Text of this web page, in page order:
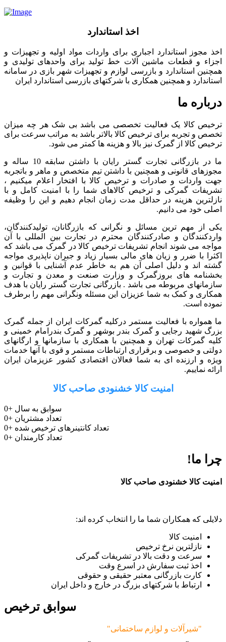
اخذ استاندارد
اخذ مجوز استاندارد اجباری برای واردات مواد اولیه و تجهیزات و
اجزاء و قطعات ماشین آلات خط تولید برای واحدهای تولیدی و
همچنین استاندارد و بازرسی لوازم و تجهیزات شهر بازی در سامانه
استاندارد و همچنین همکاری با شرکتهای بازرسی استاندارد ایران
درباره ما
ترخیص کالا یک فعالیت تخصصی می باشد بی شک هر چه میزان
تخصص و تجربه برای ترخیص کالا بالاتر باشد به مراتب سرعت برای
ترخیص کالا از گمرک نیز بالا و هزینه ها کمتر می شود.
ما در بازرگانی تجارت گستر رایان با داشتن سابقه 10 ساله و
مجوزهای قانونی و همچنین با داشتن تیم متخصص و ماهر و باتجربه
جهت واردات و صادرات و ترخیص کالا با افتخار اعلام میکنیم ،
تشریفات گمرکی و ترخیص کالاهای شما را با امنیت کامل و با
نازلترین هزینه در حداقل مدت زمان انجام دهیم و این را وظیفه
اصلی خود می دانیم.
یکی از مهم ترین مسائل و نگرانی که بازرگانان، تولیدکنندگان،
واردکنندگان و صادرکنندگان محترم در تجارت بین المللی با آن
مواجه می شوند انجام تشریفات ترخیص کالا در گمرک می باشد که
اکثرا با ضرر و زیان های مالی بسیار زیاد و جبران ناپذیری مواجه
گشته اند و دلیل اصلی آن هم به خاطر عدم آشنایی با قوانین و
بخشنامه های بروزگمرک و وزارت صنعت و معدن و تجارت و
سازمانهای مربوطه می باشد . بازرگانی تجارت گستر رایان با هدف
همکاری و کمک به شما عزیزان این مسئله ونگرانی مهم را برطرف
نموده است.
ما همواره با فعالیت مستمر درکلیه گمرکات ایران از جمله گمرک
بزرگ شهید رجایی و گمرک بندر بوشهر و گمرک بندرامام خمینی و
کلیه گمرکات تهران و همچنین با همکاری با سازمانها و ارگانهای
دولتی و خصوصی و برقراری ارتباطات مستمر و قوی با آنها خدمات
ویژه و ارزنده ای به شما فعالان اقتصادی کشور عزیزمان ایران
ارائه نماییم.
امنیت کالا خشنودی صاحب کالا
0+ سوابق به سال
0+ تعداد مشتریان
0+ تعداد کانتینرهای ترخیص شده
0+ تعداد کارمندان
چرا ما!
امنیت کالا خشنودی صاحب کالا
دلایلی که همکاران شما ما را انتخاب کرده اند:
امنیت کالا
نازلترین نرخ ترخیص
سرعت و دقت بالا در تشریفات گمرکی
اخذ ثبت سفارش در اسرع وقت
کارت بازرگانی معتبر حقیقی و حقوقی
ارتباط با شرکتهای بزرگ در خارج و داخل ایران
سوابق ترخیص
"شیرآلات و لوازم ساختمانی"